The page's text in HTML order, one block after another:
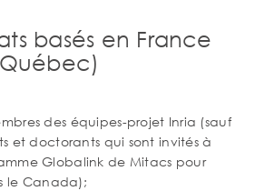
basés en France
des équipes-projet Inria (sauf
et doctorants qui sont invités à
Globalink de Mitacs pour
le Canada);